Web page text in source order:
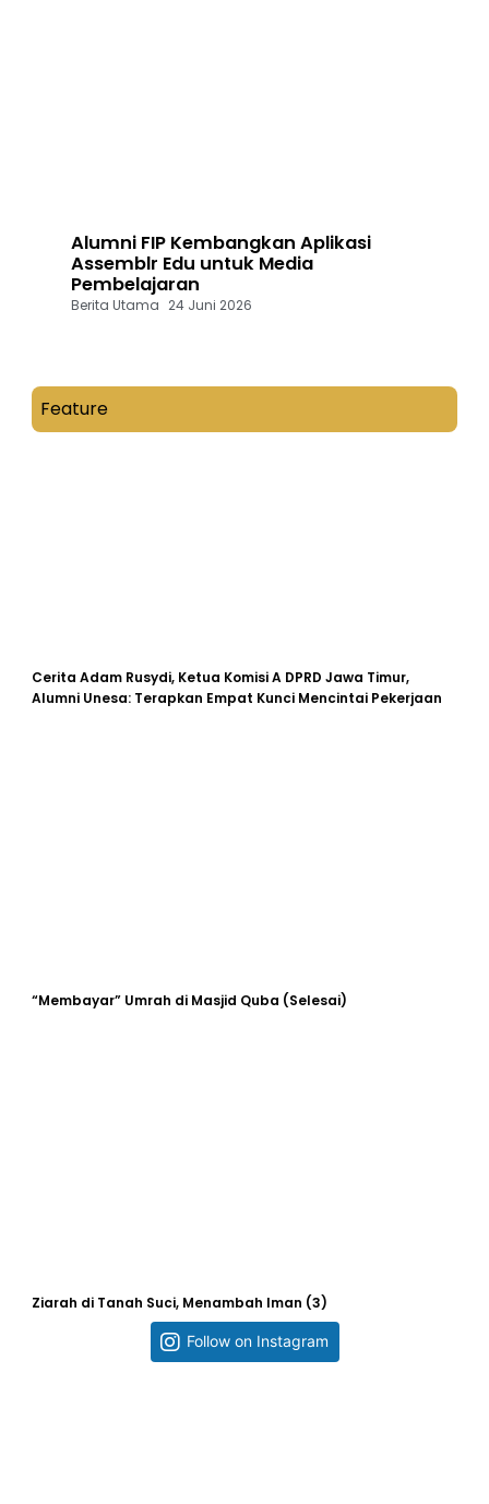
Alumni FIP Kembangkan Aplikasi
Assemblr Edu untuk Media
Pembelajaran
Berita Utama 24 Juni 2026
Feature
Cerita Adam Rusydi, Ketua Komisi A DPRD Jawa Timur,
Alumni Unesa: Terapkan Empat Kunci Mencintai Pekerjaan
“Membayar” Umrah di Masjid Quba (Selesai)
Ziarah di Tanah Suci, Menambah Iman (3)
Follow on Instagram